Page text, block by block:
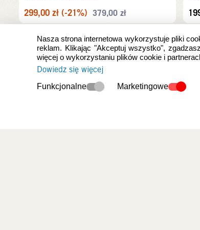
299,00 zł (-21%) 379,00 zł
Nasza strona internetowa wykorzystuje pliki
reklam. Klikając "Akceptuj wszystko",
więcej o wykorzystaniu plików cookie i
Dowiedz się więcej
Funkcjonalne Marketingowe